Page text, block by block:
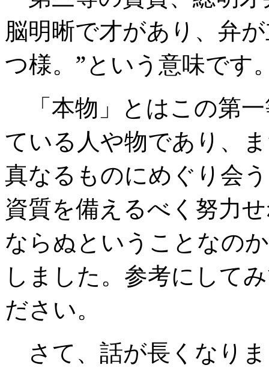
脳明晰で才があり、弁
つ様。”という意味です
「本物」とはこの第
ている人や物であり、
真なるものにめぐり会
資質を備えるべく努力
ならぬということなの
しました。参考にして
ださい。
さて、話が長くなり